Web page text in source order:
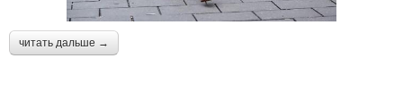
читать дальше →